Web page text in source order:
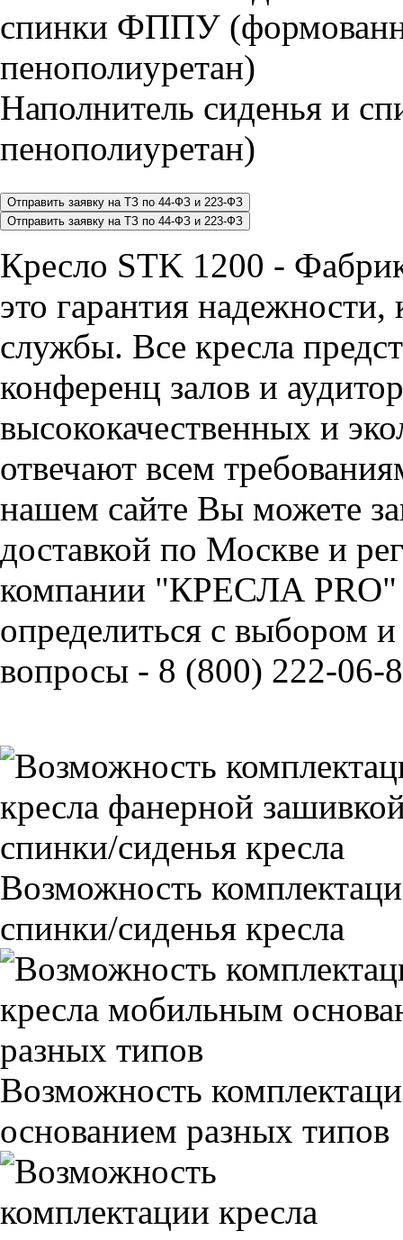
Наполнитель сиденья и
пенополиуретан)
Кресло STK 1200 -
это гарантия надежности,
службы. Все кресла
конференц залов и
высококачественных и
отвечают всем
нашем сайте Вы можете
доставкой по Москве и
компании "КРЕСЛА PRO"
определиться с выбором
вопросы - 8 (800) 222-06-
Возможность
спинки/сиденья кресла
Возможность
основанием разных типов